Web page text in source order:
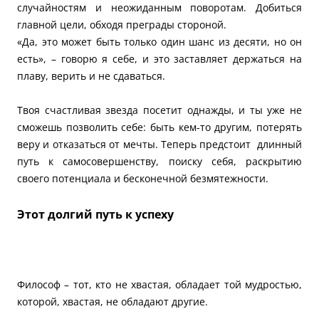
случайностям и неожиданным поворотам. Добиться
главной цели, обходя преграды стороной.
«Да, это может быть только один шанс из десяти, но он
есть», – говорю я себе, и это заставляет держаться на
плаву, верить и не сдаваться.
Твоя счастливая звезда посетит однажды, и ты уже не
сможешь позволить себе: быть кем-то другим, потерять
веру и отказаться от мечты. Теперь предстоит длинный
путь к самосовершенству, поиску себя, раскрытию
своего потенциала и бесконечной безмятежности.
Этот долгий путь к успеху
Философ – тот, кто не хвастая, обладает той мудростью,
которой, хвастая, не обладают другие.